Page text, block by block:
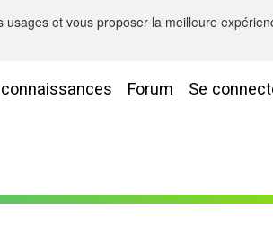
Forum Se
et vous proposer la meilleure